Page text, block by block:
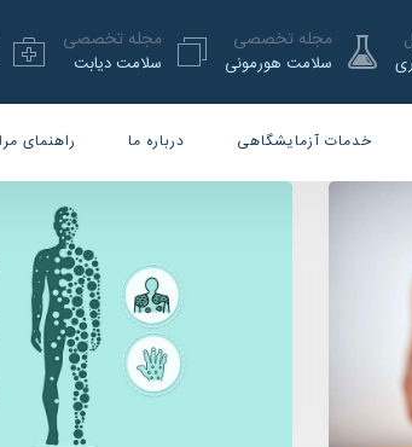
مجله تخصصی
سلامت هورمونی
مجله تخصصی
سلامت دیابت
خدمات آزمایشگاهی درباره ما راهنمای